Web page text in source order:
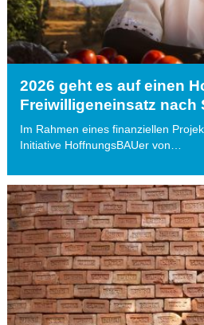
2026 geht es auf einen
Freiwilligeneinsatz nach
Im Rahmen eines finanziellen
Initiative HoffnungsBAUer von…